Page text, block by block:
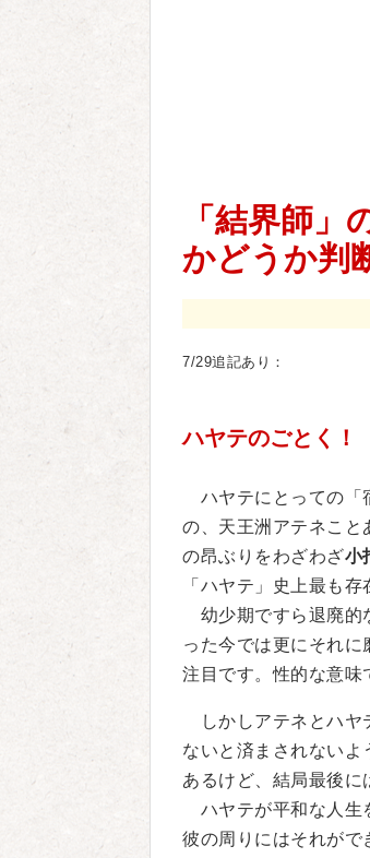
「結界師
かどうか判
7/29追記あり：
ハヤテのごとく！
ハヤテにとっての「
の、天王洲アテネこと
の昂ぶりをわざわざ小
「ハヤテ」史上最も
幼少期ですら退廃的
った今では更にそれ
注目です。性的な意味
しかしアテネとハヤ
ないと済まされないよ
あるけど、結局最後に
ハヤテが平和な人生
彼の周りにはそれがで